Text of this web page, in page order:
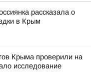
рассказала о
в Крым
Крыма проверили на
исследование